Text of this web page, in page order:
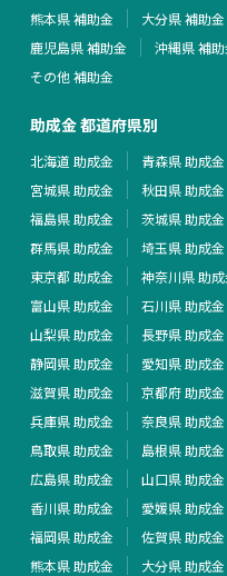
熊本県 補助金
大分県 補助金
鹿児島県 補助金
沖縄県 補助
その他 補助金
助成金 都道府県別
北海道 助成金 青森県 助成金
宮城県 助成金
秋田県 助成金
福島県 助成金
茨城県 助成金
群馬県 助成金
埼玉県 助成金
東京都 助成金
神奈川県 助成
富山県 助成金
石川県 助成金
山梨県 助成金
長野県 助成金
静岡県 助成金
愛知県 助成金
滋賀県 助成金
京都府 助成金
兵庫県 助成金
奈良県 助成金
鳥取県 助成金
島根県 助成金
広島県 助成金
山口県 助成金
香川県 助成金
愛媛県 助成金
福岡県 助成金
佐賀県 助成金
熊本県 助成金
大分県 助成金